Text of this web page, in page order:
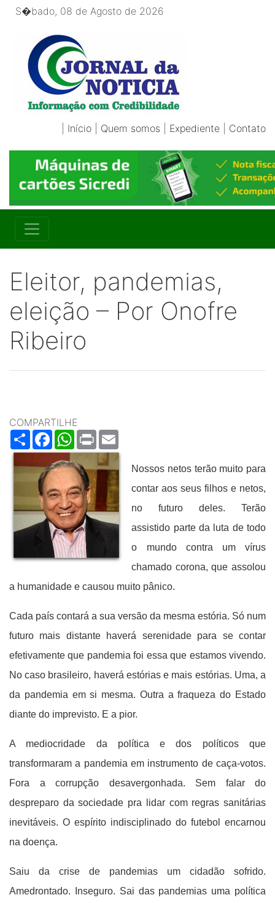
S�bado, 08 de Agosto de 2026
Início Quem somos Expediente Contato
Eleitor, pandemias,
eleição – Por Onofre
Ribeiro
COMPARTILHE
ShareFacebookWhatsApp
Print
Nossos netos terão muito para
contar aos seus filhos e netos,
no futuro deles. Terão
assistido parte da luta de todo
o mundo contra um vírus
chamado corona, que assolou
a humanidade e causou muito pânico.
Cada país contará a sua versão da mesma estória. Só num
futuro mais distante haverá serenidade para se contar
efetivamente que pandemia foi essa que estamos vivendo.
No caso brasileiro, haverá estórias e mais estórias. Uma, a
da pandemia em si mesma. Outra a fraqueza do Estado
diante do imprevisto. E a pior.
A mediocridade da política e dos políticos que
transformaram a pandemia em instrumento de caça-votos.
Fora a corrupção desavergonhada. Sem falar do
despreparo da sociedade pra lidar com regras sanitárias
inevitáveis. O espírito indisciplinado do futebol encarnou
na doença.
Saiu da crise de pandemias um cidadão sofrido.
Amedrontado. Inseguro. Sai das pandemias uma política